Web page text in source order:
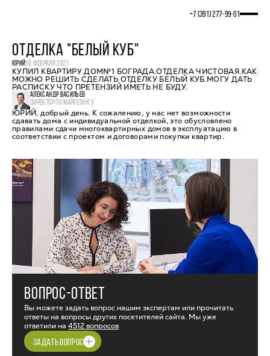
+7 (391) 277‒99‒01
ОТДЕЛКА "БЕЛЫЙ КУБ"
ЮРИЙ10 ФЕВРАЛЯ 2021
КУПИЛ КВАРТИРУ ДОМ№1 БОГРАДА.ОТДЕЛКА ЧИСТОВАЯ.КАК
МОЖНО РЕШИТЬ СДЕЛАТЬ ОТДЕЛКУ БЕЛЫЙ КУБ.МОГУ ДАТЬ
РАСПИСКУ ЧТО ПРЕТЕНЗИЙ ИМЕТЬ НЕ БУДУ.
АЛЕКСАНДР ВАСИЛЬЕВ
ДИРЕКТОР ПО МАРКЕТИНГУ
ЮРИЙ, добрый день. К сожалению, у нас нет возможности
сдавать дома с индивидуальной отделкой, это обусловлено
правилами сдачи многоквартирных домов в эксплуатацию в
соответствии с проектом и договорами покупки квартир.
ВОПРОС-ОТВЕТ
Вы можете задать вопрос нашим экспертам или прочитать
ответы на вопросы других посетителей сайта. Мы уже
ответили на 4512 вопросов
ЗАДАТЬ ВОПРОС